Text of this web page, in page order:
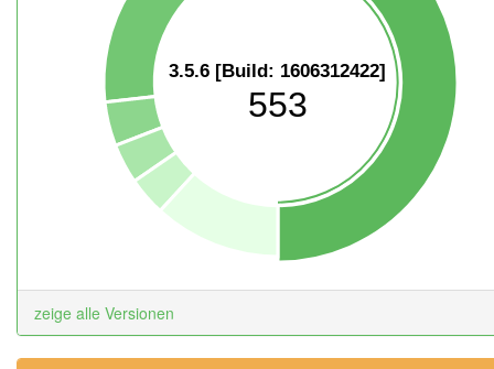
3.5.6 [Build: 1606312422]
553
zeige alle Versionen